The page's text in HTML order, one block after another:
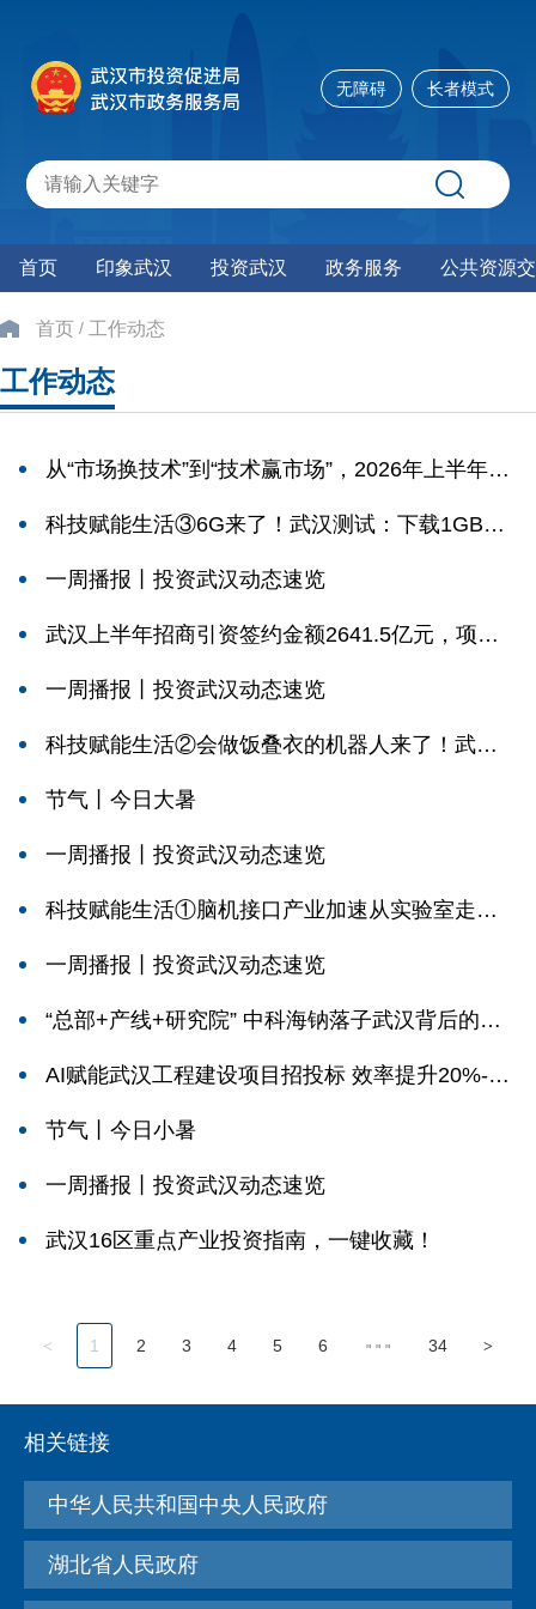
无障碍 长者模式
首页 印象武汉 投资武汉 政务服务 公共资源
首页 / 工作动态
工作动态
从“市场换技术”到“技术赢市场”，2026年上半年武
科技赋能生活③6G来了！武汉测试：下载1GB电
一周播报丨投资武汉动态速览
武汉上半年招商引资签约金额2641.5亿元，项目
一周播报丨投资武汉动态速览
科技赋能生活②会做饭叠衣的机器人来了！武汉
节气丨今日大暑
一周播报丨投资武汉动态速览
科技赋能生活①脑机接口产业加速从实验室走向
一周播报丨投资武汉动态速览
“总部+产线+研究院” 中科海钠落子武汉背后的招
AI赋能武汉工程建设项目招投标 效率提升20%-4
节气丨今日小暑
一周播报丨投资武汉动态速览
武汉16区重点产业投资指南，一键收藏！
< 1 2 3 4 5 6 ... 34 >
相关链接
中华人民共和国中央人民政府
湖北省人民政府